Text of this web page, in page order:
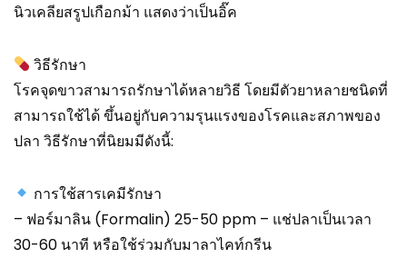
นิวเคลียสรูปเกือกม้า แสดงว่าเป็นอิ๊ค
วิธีรักษา
โรคจุดขาวสามารถรักษาได้หลายวิธี โดยมีตัวยาหลายชนิดที่
สามารถใช้ได้ ขึ้นอยู่กับความรุนแรงของโรคและสภาพของ
ปลา วิธีรักษาที่นิยมมีดังนี้:
การใช้สารเคมีรักษา
– ฟอร์มาลิน (Formalin) 25-50 ppm – แช่ปลาเป็นเวลา
30-60 นาที หรือใช้ร่วมกับมาลาไคท์กรีน